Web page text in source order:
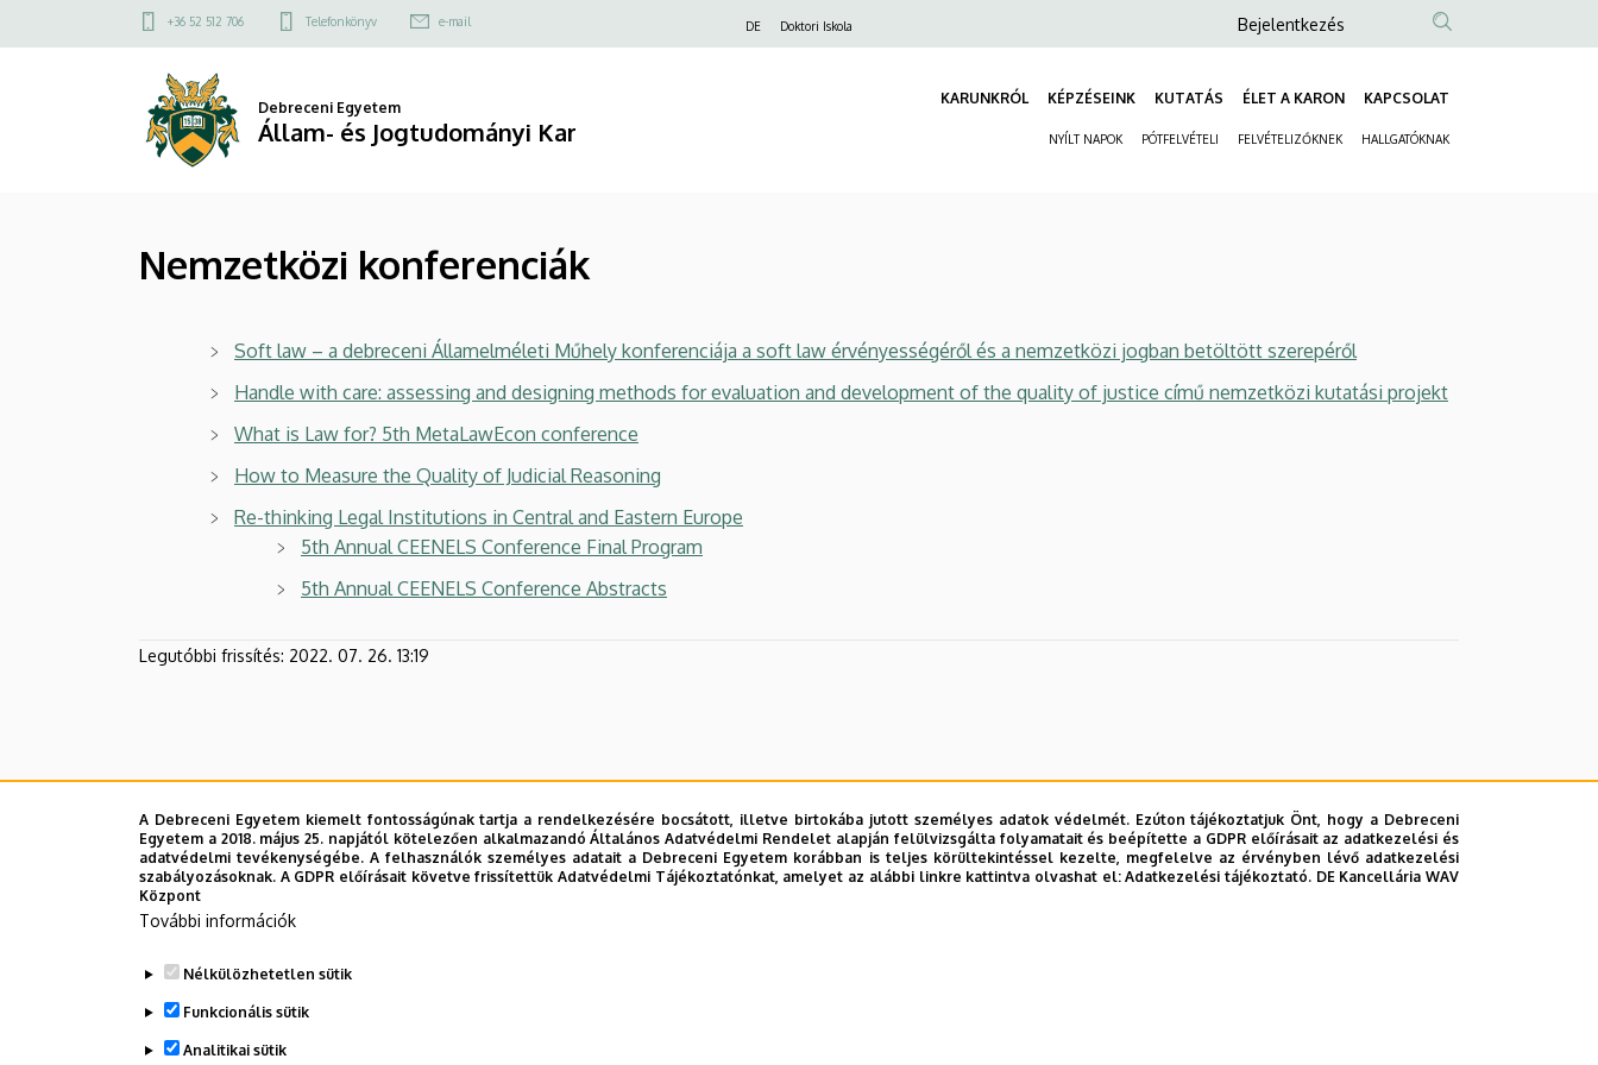
Nemzetközi
konferenciák
Jogtudományi
a
Felső
menü
+36 52 512 706 Telefonkönyv e-mail DE Doktori Iskola
Anonim
fiók
menüje
Bejelentkezés
Debreceni Egyetem
Állam- és Jogtudományi Kar
KARUNKRÓL KÉPZÉSEINK KUTATÁS ÉLET A KARON KAPCSOLAT
NYÍLT NAPOK PÓTFELVÉTELI FELVÉTELIZŐKNEK HALLGATÓKNAK
Nemzetközi konferenciák
Soft law – a debreceni Államelméleti Műhely konferenciája a soft law érvényességéről és a nemzetközi jogban betöltött szerepéről
Handle with care: assessing and designing methods for evaluation and development of the quality of justice című nemzetközi kutatási projekt
What is Law for? 5th MetaLawEcon conference
How to Measure the Quality of Judicial Reasoning
Re-thinking Legal Institutions in Central and Eastern Europe
5th Annual CEENELS Conference Final Program
5th Annual CEENELS Conference Abstracts
Legutóbbi frissítés: 2022. 07. 26. 13:19
A Debreceni Egyetem kiemelt fontosságúnak tartja a rendelkezésére bocsátott, illetve birtokába jutott személyes adatok védelmét. Ezúton tájékoztatjuk Önt, hogy a Debreceni
Egyetem a 2018. május 25. napjától kötelezően alkalmazandó Általános Adatvédelmi Rendelet alapján felülvizsgálta folyamatait és beépítette a GDPR előírásait az adatkezelési és
adatvédelmi tevékenységébe. A felhasználók személyes adatait a Debreceni Egyetem korábban is teljes körültekintéssel kezelte, megfelelve az érvényben lévő adatkezelési
szabályozásoknak. A GDPR előírásait követve frissítettük Adatvédelmi Tájékoztatónkat, amelyet az alábbi linkre kattintva olvashat el:Adatkezelési tájékoztató. DE Kancellária WAV
Központ
További információk
Nélkülözhetetlen sütik
Funkcionális sütik
Analitikai sütik